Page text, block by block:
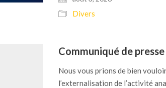
Divers
Communiqué de presse
Nous vous prions de bien
l’externalisation de l’activité